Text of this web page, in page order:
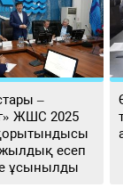
–
ЖШС 2025
есеп
ұсынылды